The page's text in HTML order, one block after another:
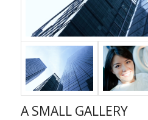
A SMALL GALLERY